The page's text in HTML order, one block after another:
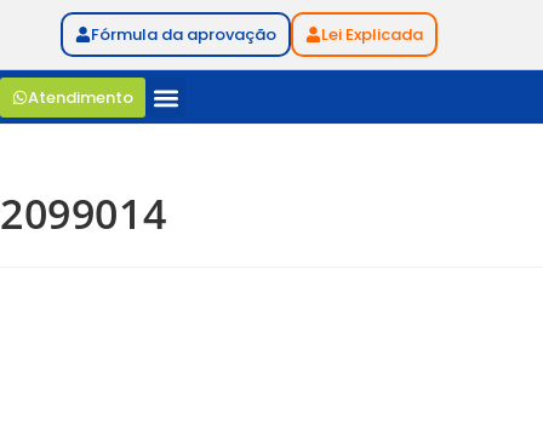
Fórmula da aprovação Lei Explicada
Atendimento
2099014